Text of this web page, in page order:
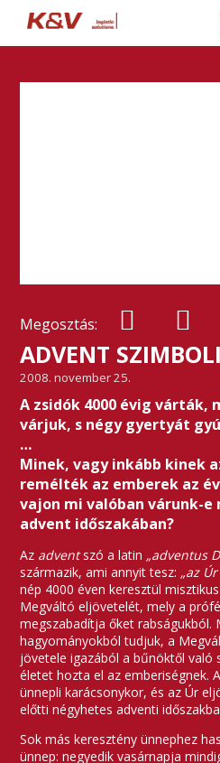
Megosztás:
ADVENT
2008. november 25.
A zsidók 4000 évig várták,
várjuk, s négy gyertyát
…
Minek, vagy inkább kinek
remélték az emberek az
vajon mi valóban várunk-e
advent időszakában?
Az adventszó a latin „adventus
származik, ami annyit tesz: „az
nép 4000 éven keresztül
Megváltó eljövetelét, mely a
megszabadítja őket rabságukból.
hagyományokból tudjuk, a
jövetele igazából a bűnöktől való
életet hozta el az emberiségnek.
ünnepli karácsonykor, és az Úr
előtti négyhetes adventi
Sok más keresztény ünnephez
ünnep: negyedik vasárnapja